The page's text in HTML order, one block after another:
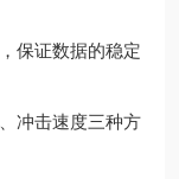
保证数据的稳定
冲击速度三种方